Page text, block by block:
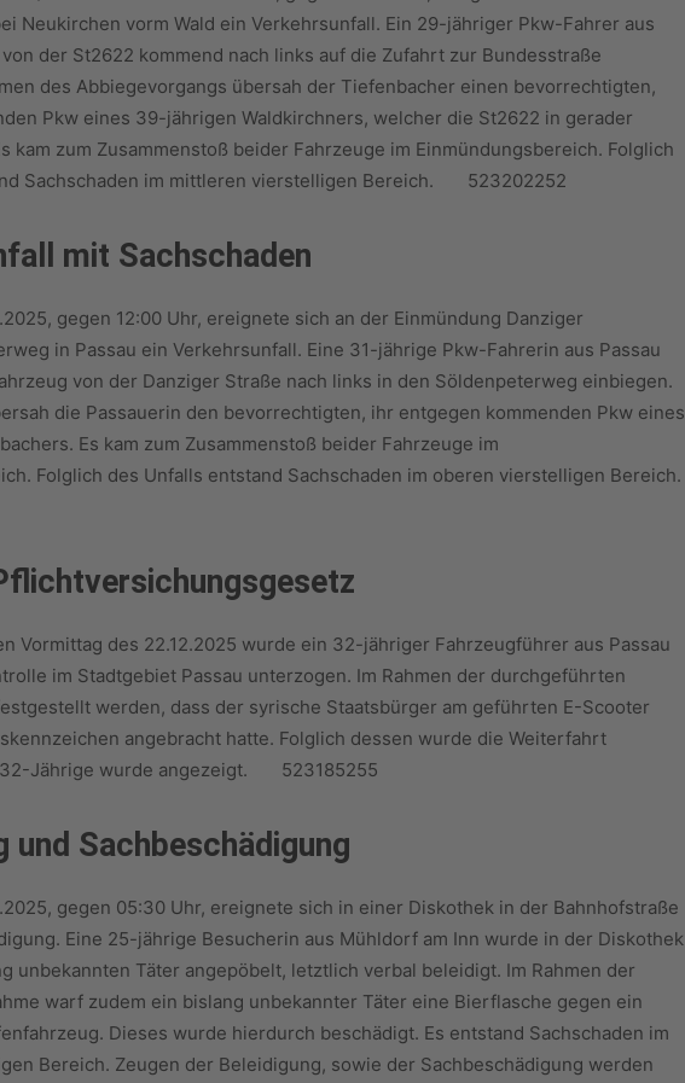
Neukirchen vorm Wald ein Verkehrsunfall. Ein 29-jähriger Pkw-Fahrer aus
der St2622 kommend nach links auf die Zufahrt zur Bundesstraße
des Abbiegevorgangs übersah der Tiefenbacher einen bevorrechtigten,
Pkw eines 39-jährigen Waldkirchners, welcher die St2622 in gerader
kam zum Zusammenstoß beider Fahrzeuge im Einmündungsbereich. Folglich
Sachschaden im mittleren vierstelligen Bereich. 523202252
mit Sachschaden
gegen 12:00 Uhr, ereignete sich an der Einmündung Danziger
in Passau ein Verkehrsunfall. Eine 31-jährige Pkw-Fahrerin aus Passau
von der Danziger Straße nach links in den Söldenpeterweg einbiegen.
die Passauerin den bevorrechtigten, ihr entgegen kommenden Pkw eines
Es kam zum Zusammenstoß beider Fahrzeuge im
Folglich des Unfalls entstand Sachschaden im oberen vierstelligen Bereich.
Vormittag des 22.12.2025 wurde ein 32-jähriger Fahrzeugführer aus Passau
im Stadtgebiet Passau unterzogen. Im Rahmen der durchgeführten
werden, dass der syrische Staatsbürger am geführten E-Scooter
angebracht hatte. Folglich dessen wurde die Weiterfahrt
32-Jährige wurde angezeigt. 523185255
und Sachbeschädigung
gegen 05:30 Uhr, ereignete sich in einer Diskothek in der Bahnhofstraße
Eine 25-jährige Besucherin aus Mühldorf am Inn wurde in der Diskothek
unbekannten Täter angepöbelt, letztlich verbal beleidigt. Im Rahmen der
warf zudem ein bislang unbekannter Täter eine Bierflasche gegen ein
Dieses wurde hierdurch beschädigt. Es entstand Sachschaden im
Bereich. Zeugen der Beleidigung, sowie der Sachbeschädigung werden